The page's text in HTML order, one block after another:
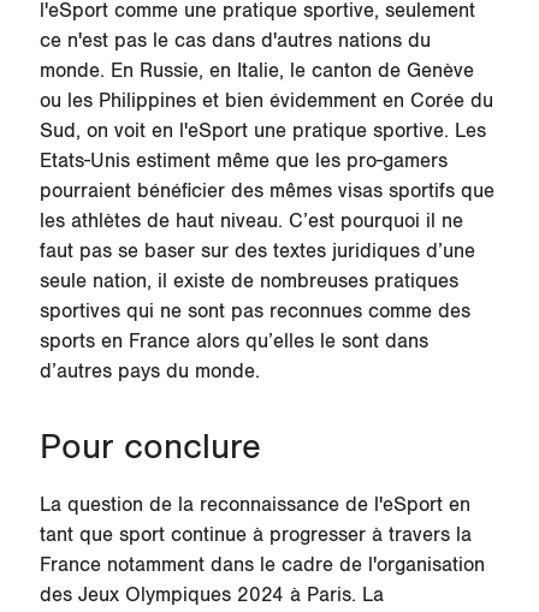
l'eSport comme une pratique sportive, seulement
ce n'est pas le cas dans d'autres nations du
monde. En Russie, en Italie, le canton de Genève
ou les Philippines et bien évidemment en Corée du
Sud, on voit en l'eSport une pratique sportive. Les
Etats-Unis estiment même que les pro-gamers
pourraient bénéficier des mêmes visas sportifs que
les athlètes de haut niveau. C’est pourquoi il ne
faut pas se baser sur des textes juridiques d’une
seule nation, il existe de nombreuses pratiques
sportives qui ne sont pas reconnues comme des
sports en France alors qu’elles le sont dans
d’autres pays du monde.
Pour conclure
La question de la reconnaissance de l'eSport en
tant que sport continue à progresser à travers la
France notamment dans le cadre de l'organisation
des Jeux Olympiques 2024 à Paris. La